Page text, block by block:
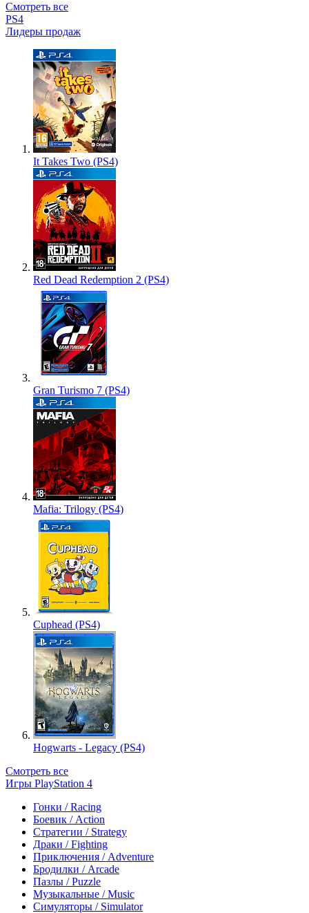
Смотреть все
PS4
Лидеры продаж
It Takes Two (PS4)
Red Dead Redemption 2 (PS4)
Gran Turismo 7 (PS4)
Mafia: Trilogy (PS4)
Cuphead (PS4)
Hogwarts - Legacy (PS4)
Смотреть все
Игры PlayStation 4
Гонки / Racing
Боевик / Action
Стратегии / Strategy
Драки / Fighting
Приключения / Adventure
Бродилки / Arcade
Пазлы / Puzzle
Музыкальные / Music
Симуляторы / Simulator